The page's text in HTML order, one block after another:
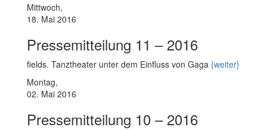
Mittwoch,
18. Mai 2016
Pressemitteilung 11 – 2016
fields. Tanztheater unter dem Einfluss von Gaga {weiter}
Montag,
02. Mai 2016
Pressemitteilung 10 – 2016